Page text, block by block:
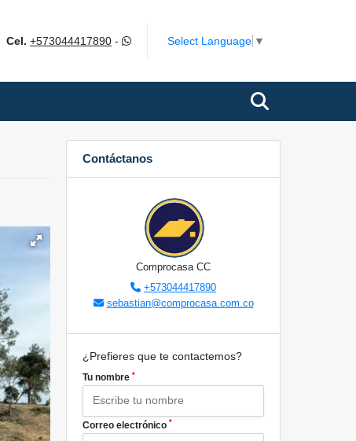
Cel. +573044417890- Select Language ▼
Contáctanos
Comprocasa CC
+573044417890
sebastian@comprocasa.com.co
¿Prefieres que te contactemos?
Tu nombre *
Correo electrónico *